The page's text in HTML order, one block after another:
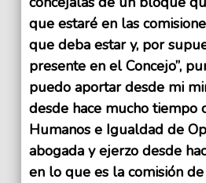
que estaré en las
que deba estar y, por
presente en el Concejo”,
puedo aportar desde mi
desde hace mucho tiempo
Humanos e Igualdad de
abogada y ejerzo desde
en lo que es la comisión